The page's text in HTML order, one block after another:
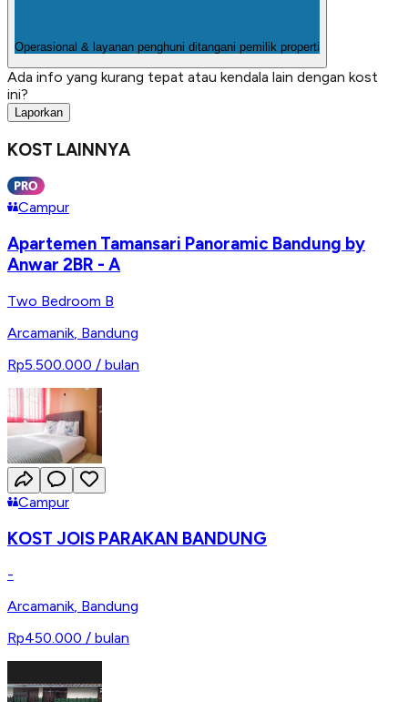
Operasional & layanan penghuni ditangani pemilik properti
Ada info yang kurang tepat atau kendala lain dengan kost
ini?
Laporkan
KOST LAINNYA
Campur
Apartemen Tamansari Panoramic Bandung by
Anwar 2BR - A
Two Bedroom B
Arcamanik, Bandung
Rp5.500.000 / bulan
Campur
KOST JOIS PARAKAN BANDUNG
-
Arcamanik, Bandung
Rp450.000 / bulan